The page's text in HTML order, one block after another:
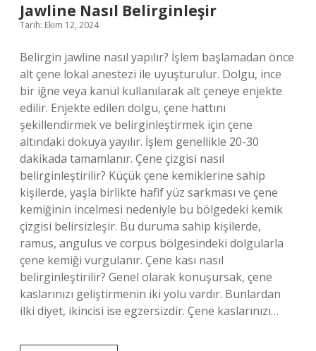
Jawline Nasıl Belirginleşir
Tarih: Ekim 12, 2024
Belirgin jawline nasıl yapılır? İşlem başlamadan önce
alt çene lokal anestezi ile uyuşturulur. Dolgu, ince
bir iğne veya kanül kullanılarak alt çeneye enjekte
edilir. Enjekte edilen dolgu, çene hattını
şekillendirmek ve belirginleştirmek için çene
altındaki dokuya yayılır. İşlem genellikle 20-30
dakikada tamamlanır. Çene çizgisi nasıl
belirginleştirilir? Küçük çene kemiklerine sahip
kişilerde, yaşla birlikte hafif yüz sarkması ve çene
kemiğinin incelmesi nedeniyle bu bölgedeki kemik
çizgisi belirsizleşir. Bu duruma sahip kişilerde,
ramus, angulus ve corpus bölgesindeki dolgularla
çene kemiği vurgulanır. Çene kası nasıl
belirginleştirilir? Genel olarak konuşursak, çene
kaslarınızı geliştirmenin iki yolu vardır. Bunlardan
ilki diyet, ikincisi ise egzersizdir. Çene kaslarınızı…